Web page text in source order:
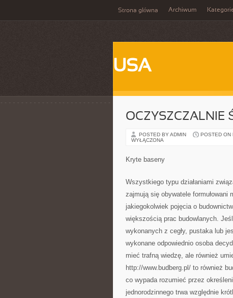
Strona główna Archiwum
USA
OCZYSZCZALNIE
POSTED BY ADMIN POSTED ON
WYŁĄCZONA
Kryte baseny
Wszystkiego typu działaniami
zajmują się obywatele
jakiegokolwiek pojęcia o
większością prac budowlanych.
wykonanych z cegły, pustaka lub
wykonane odpowiednio osoba
mieć trafną wiedzę, ale również
http://www.budberg.pl/ to również
co wypada rozumieć przez
jednorodzinnego trwa względnie